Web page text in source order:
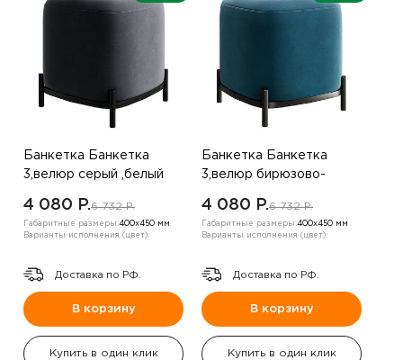
Банкетка Банкетка
3,велюр серый ,белый
4 080 P.6 732 P.
Габаритные размеры:400х450 мм
Варианты исполнения (цвет):
Доставка по РФ.
В корзину
Купить в один клик
Банкетка Банкетка
3,велюр бирюзово-
капучино
4 080 P.6 732 P.
Габаритные размеры:400х450 мм
Варианты исполнения (цвет):
Доставка по РФ.
В корзину
Купить в один клик